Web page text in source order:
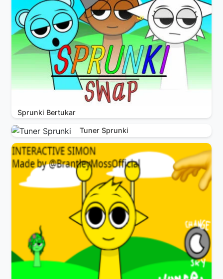
Sprunki Bertukar
Tuner Sprunki